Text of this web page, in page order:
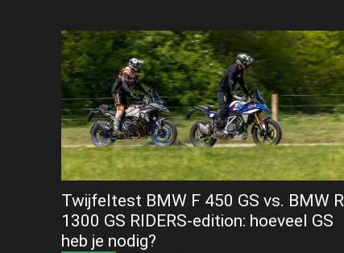
Twijfeltest BMW F 450 GS vs. BMW R
1300 GS RIDERS-edition: hoeveel GS
heb je nodig?